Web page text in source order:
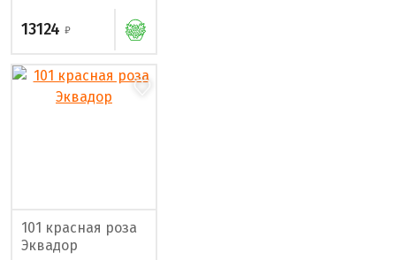
13124
101 красная роза
Эквадор